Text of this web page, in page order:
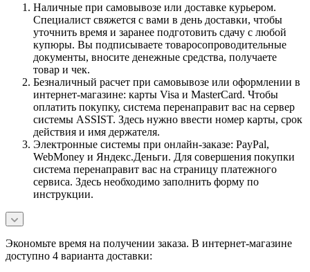
Наличные при самовывозе или доставке курьером.
Специалист свяжется с вами в день доставки, чтобы
уточнить время и заранее подготовить сдачу с любой
купюры. Вы подписываете товаросопроводительные
документы, вносите денежные средства, получаете
товар и чек.
Безналичный расчет при самовывозе или оформлении в
интернет-магазине: карты Visa и MasterCard. Чтобы
оплатить покупку, система перенаправит вас на сервер
системы ASSIST. Здесь нужно ввести номер карты, срок
действия и имя держателя.
Электронные системы при онлайн-заказе: PayPal,
WebMoney и Яндекс.Деньги. Для совершения покупки
система перенаправит вас на страницу платежного
сервиса. Здесь необходимо заполнить форму по
инструкции.
Экономьте время на получении заказа. В интернет-магазине
доступно 4 варианта доставки: